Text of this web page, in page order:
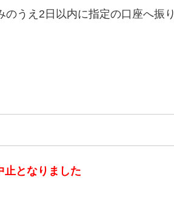
うえ2日以内に指定の口座へ振り
となりました